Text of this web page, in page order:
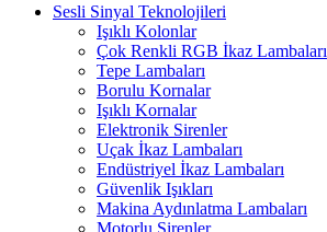
Sesli Sinyal Teknolojileri
Işıklı Kolonlar
Çok Renkli RGB İkaz Lambaları
Tepe Lambaları
Borulu Kornalar
Işıklı Kornalar
Elektronik Sirenler
Uçak İkaz Lambaları
Endüstriyel İkaz Lambaları
Güvenlik Işıkları
Makina Aydınlatma Lambaları
Motorlu Sirenler